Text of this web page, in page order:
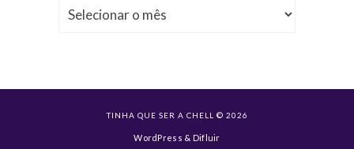
TINHA QUE SER A CHELL © 2026
WordPress & Difluir